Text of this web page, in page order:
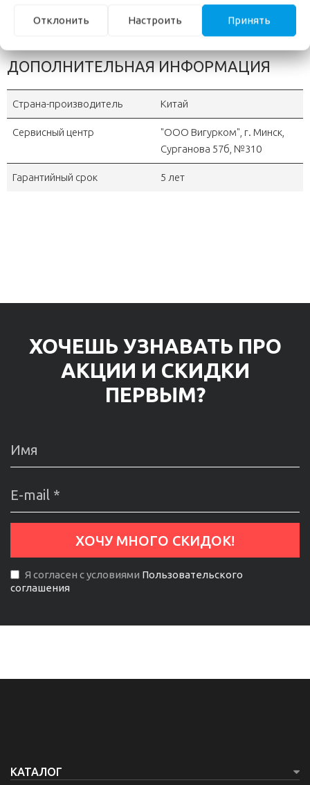
• Тип призмы: Porro
ДОПОЛНИТЕЛЬНАЯ ИНФОРМАЦИЯ
Страна-производитель Китай
Сервисный центр
"OOO Вигурком", г. Минск,
Сурганова 57б, №310
Гарантийный срок 5 лет
ХОЧЕШЬ УЗНАВАТЬ ПРО
АКЦИИ И СКИДКИ
ПЕРВЫМ?
Я согласен с условиями Пользовательского
соглашения
КАТАЛОГ
Отклонить Настроить Принять